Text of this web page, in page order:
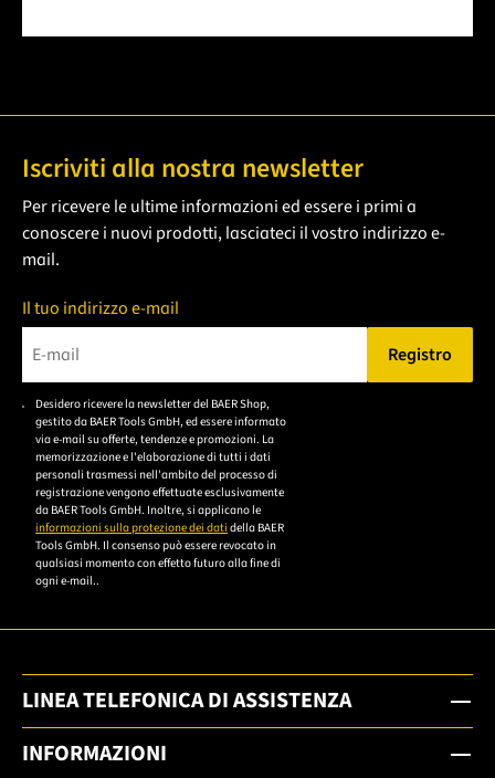
Iscriviti alla nostra newsletter
Per ricevere le ultime informazioni ed essere i primi a
conoscere i nuovi prodotti, lasciateci il vostro indirizzo e-
mail.
Il tuo indirizzo e-mail
Bitte geben Sie eine gültige E-Mail-Adresse ein.
Registro
Desidero ricevere la newsletter del BAER Shop,
gestito da BAER Tools GmbH, ed essere informato
via e-mail su offerte, tendenze e promozioni. La
memorizzazione e l'elaborazione di tutti i dati
personali trasmessi nell'ambito del processo di
registrazione vengono effettuate esclusivamente
da BAER Tools GmbH. Inoltre, si applicano le
informazioni sulla protezione dei dati della BAER
Tools GmbH. Il consenso può essere revocato in
qualsiasi momento con effetto futuro alla fine di
ogni e-mail..
LINEA TELEFONICA DI ASSISTENZA
INFORMAZIONI